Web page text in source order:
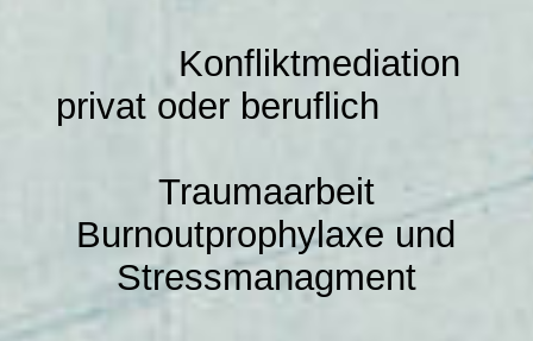
Konfliktmediation
privat oder beruflich
Traumaarbeit
Burnoutprophylaxe und
Stressmanagment
Datenschutzrichtlinien